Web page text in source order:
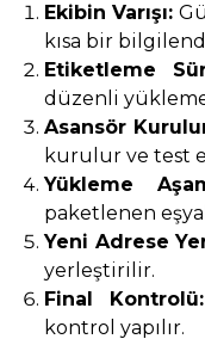
Ekibin Varışı:
kısa bir
Etiketleme
düzenli yükleme
Asansör
kurulur ve test
Yükleme
paketlenen
Yeni Adrese
yerleştirilir.
Final Kontrolü:
kontrol yapılır.